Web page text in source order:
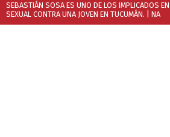
SEBASTIÁN SOSA ES UNO DE LOS IMPLICADOS
SEXUAL CONTRA UNA JOVEN EN TUCUMÁN. | NA